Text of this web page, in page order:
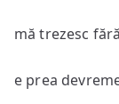
mă trezesc
e prea